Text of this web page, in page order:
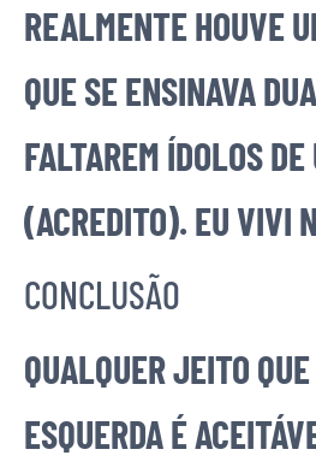
REALMENTE HOUVE
QUE SE ENSINAVA
FALTAREM ÍDOLOS
(ACREDITO). EU VIVI
CONCLUSÃO
QUALQUER JEITO
ESQUERDA É